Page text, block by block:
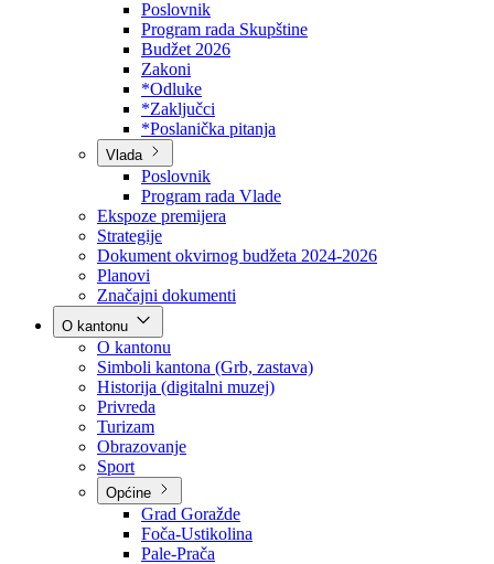
Skupština
Poslovnik
Program rada Skupštine
Budžet 2026
Zakoni
*Odluke
*Zaključci
*Poslanička pitanja
Vlada
Poslovnik
Program rada Vlade
Ekspoze premijera
Strategije
Dokument okvirnog budžeta 2024-2026
Planovi
Značajni dokumenti
O kantonu
O kantonu
Simboli kantona (Grb, zastava)
Historija (digitalni muzej)
Privreda
Turizam
Obrazovanje
Općine